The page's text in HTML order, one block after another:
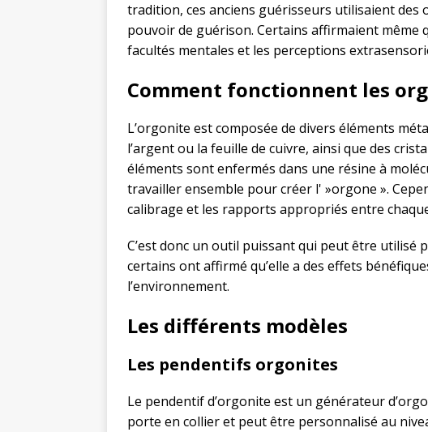
tradition, ces anciens guérisseurs utilisaient
pouvoir de guérison. Certains affirmaient même
facultés mentales et les perceptions
Comment fonctionnent les
L’orgonite est composée de divers éléments
l’argent ou la feuille de cuivre, ainsi que des
éléments sont enfermés dans une résine à
travailler ensemble pour créer l' »orgone ».
calibrage et les rapports appropriés entre
C’est donc un outil puissant qui peut être utilisé
certains ont affirmé qu’elle a des effets
l’environnement.
Les différents modèles
Les pendentifs orgonites
Le pendentif d’orgonite est un générateur
porte en collier et peut être personnalisé au